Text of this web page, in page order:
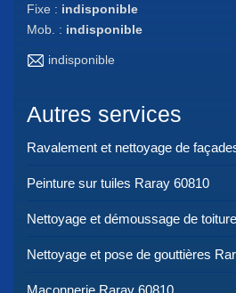
Fixe : indisponible
Mob. : indisponible
indisponible
Autres services
Ravalement et nettoyage de
Peinture sur tuiles Raray 60810
Nettoyage et démoussage de
Nettoyage et pose de gouttières
Maçonnerie Raray 60810